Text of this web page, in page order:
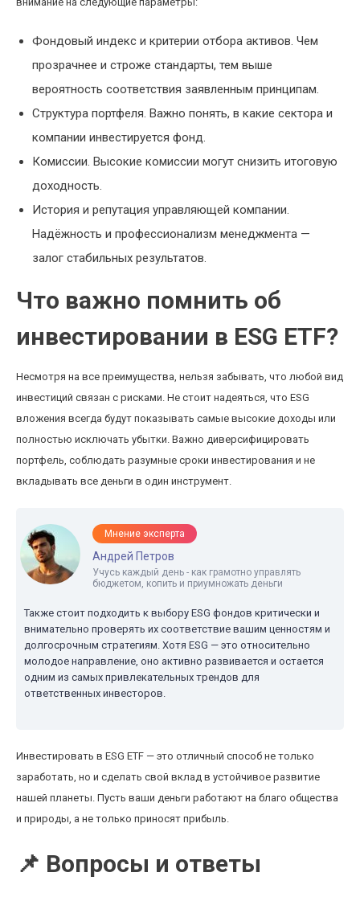
Фондовый индекс и критерии отбора активов. Чем
прозрачнее и строже стандарты, тем выше
вероятность соответствия заявленным принципам.
Структура портфеля. Важно понять, в какие сектора и
компании инвестируется фонд.
Комиссии. Высокие комиссии могут снизить итоговую
доходность.
История и репутация управляющей компании.
Надёжность и профессионализм менеджмента —
залог стабильных результатов.
Что важно помнить об
инвестировании в ESG ETF?
Несмотря на все преимущества, нельзя забывать, что любой вид
инвестиций связан с рисками. Не стоит надеяться, что ESG
вложения всегда будут показывать самые высокие доходы или
полностью исключать убытки. Важно диверсифицировать
портфель, соблюдать разумные сроки инвестирования и не
вкладывать все деньги в один инструмент.
Мнение эксперта
Андрей Петров
Учусь каждый день - как грамотно управлять
бюджетом, копить и приумножать деньги
Также стоит подходить к выбору ESG фондов критически и
внимательно проверять их соответствие вашим ценностям и
долгосрочным стратегиям. Хотя ESG — это относительно
молодое направление, оно активно развивается и остается
одним из самых привлекательных трендов для
ответственных инвесторов.
Инвестировать в ESG ETF — это отличный способ не только
заработать, но и сделать свой вклад в устойчивое развитие
нашей планеты. Пусть ваши деньги работают на благо общества
и природы, а не только приносят прибыль.
📌 Вопросы и ответы